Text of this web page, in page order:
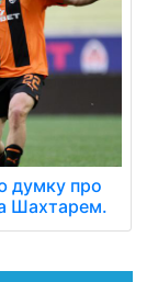
думку про
Шахтарем.